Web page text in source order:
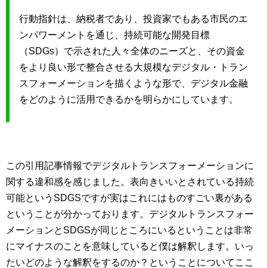
行動指針は、納税者であり、投資家でもある市民のエ
ンパワーメントを通じ、持続可能な開発目標
（SDGs）で示された人々全体のニーズと、その資金
をより良い形で整合させる大規模なデジタル・トラン
スフォーメーションを描くような形で、デジタル金融
をどのように活用できるかを明らかにしています。
この引用記事情報でデジタルトランスフォーメーションに
関する違和感を感じました。表向きいいとされている持続
可能というSDGSですが実はこれにはものすごい裏がある
ということが分かっております。デジタルトランスフォー
メーションとSDGSが同じところにいるということは非常
にマイナスのことを意味していると僕は解釈します。いっ
たいどのような解釈をするのか？ということについてここ